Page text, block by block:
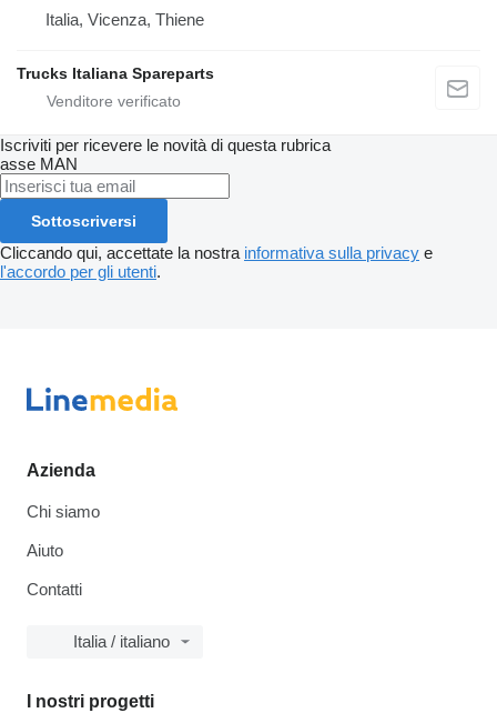
Italia, Vicenza, Thiene
Trucks Italiana Spareparts
Iscriviti per ricevere le novità di questa rubrica
asse MAN
Sottoscriversi
Cliccando qui, accettate la nostra informativa sulla privacy e
l'accordo per gli utenti.
Azienda
Chi siamo
Aiuto
Contatti
Italia / italiano
I nostri progetti